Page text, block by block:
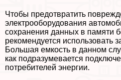
Чтобы предотвратить
электрооборудования
сохранения данных в памяти
рекомендуется использовать
Большая емкость в данном
как подразумевается
потребителей энергии.